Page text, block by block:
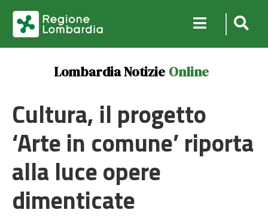
Lombardia Notizie Online
Cultura, il progetto
‘Arte in comune’ riporta
alla luce opere
dimenticate